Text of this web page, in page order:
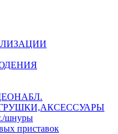
шнуры
приставок